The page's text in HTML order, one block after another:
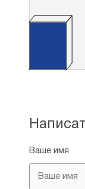
Ваше имя